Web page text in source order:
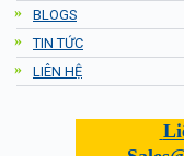
BLOGS
TIN TỨC
LIÊN HỆ